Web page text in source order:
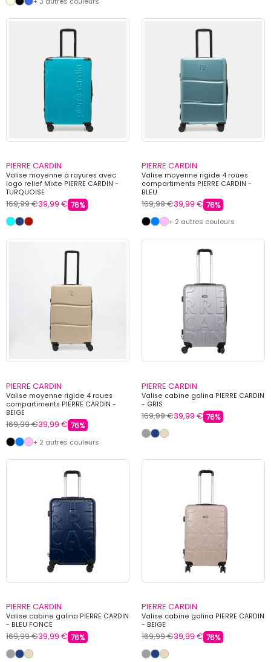
PIERRE CARDIN
Valise moyenne à rayures avec
logo relief Mixte PIERRE CARDIN -
TURQUOISE
169,99 €39,99 € 76%
PIERRE CARDIN
Valise moyenne rigide 4 roues
compartiments PIERRE CARDIN -
BLEU
169,99 €39,99 € 76%
+ 2 autres couleurs
PIERRE CARDIN
Valise moyenne rigide 4 roues
compartiments PIERRE CARDIN -
BEIGE
169,99 €39,99 € 76%
+ 2 autres couleurs
PIERRE CARDIN
Valise cabine galina PIERRE CARDIN
- GRIS
169,99 €39,99 € 76%
PIERRE CARDIN
Valise cabine galina PIERRE CARDIN
- BLEU FONCE
169,99 €39,99 € 76%
PIERRE CARDIN
Valise cabine galina PIERRE CARDIN
- BEIGE
169,99 €39,99 € 76%